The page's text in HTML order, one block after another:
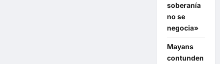
soberanía
no se
negocia»
Mayans
contunden